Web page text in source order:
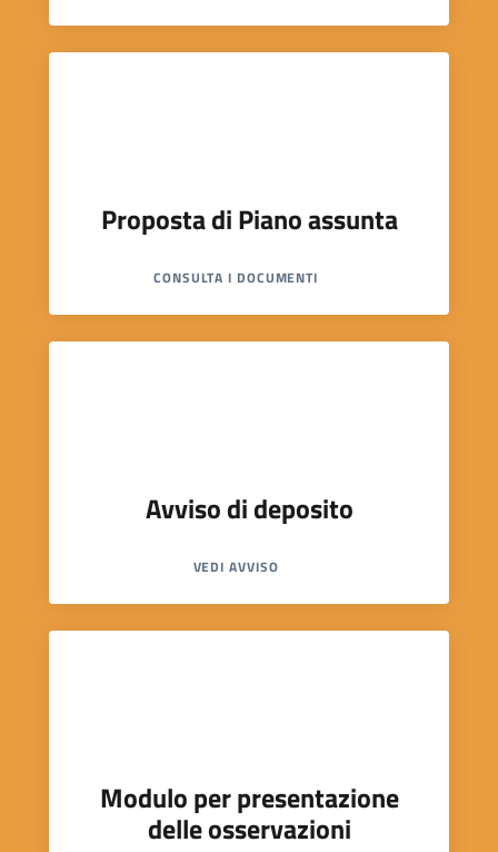
Proposta di Piano assunta
CONSULTA I DOCUMENTI
Avviso di deposito
VEDI AVVISO
Modulo per presentazione
delle osservazioni